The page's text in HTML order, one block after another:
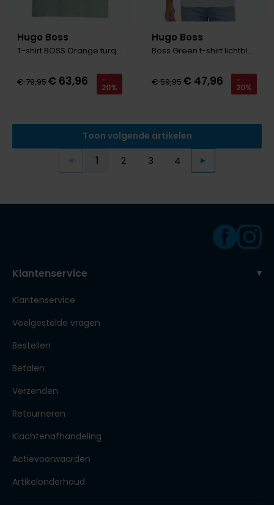
Hugo Boss
T-shirt BOSS Orange turquoise met strctuur
€ 79,95€ 63,96 -
20%
Hugo Boss
Boss Green t-shirt lichtblauw effen
€ 59,95€ 47,96 -
20%
Toon volgende artikelen
Vorige
1 2 3 4 Volgende
Klantenservice
Klantenservice
Veelgestelde vragen
Bestellen
Betalen
Verzenden
Retourneren
Klachtenafhandeling
Actievoorwaarden
Artikelonderhoud